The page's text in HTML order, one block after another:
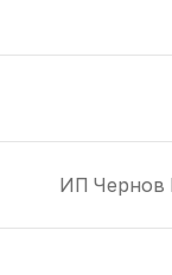
ИП Чернов